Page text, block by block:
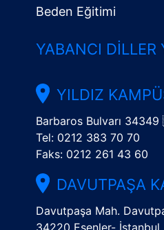
Beden Eğitimi
YABANCI DILLER
YILDIZ
Barbaros Bulvarı
Tel: 0212 383 70 70
Faks: 0212 261 43 60
DAVUTPAŞA
Davutpaşa Mah.
34220 Esenler- İstanbul